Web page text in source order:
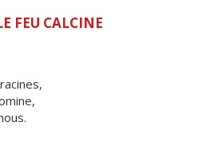
FEU CALCINE